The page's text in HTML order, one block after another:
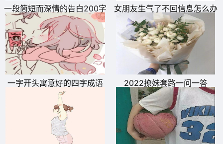
一段简短而深情的告白200字 女朋友生气了不回信息怎么办
一字开头寓意好的四字成语 2022撩妹套路一问一答